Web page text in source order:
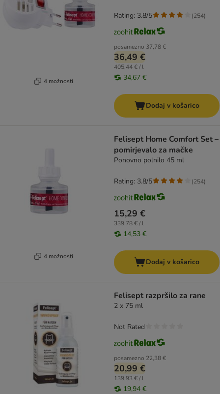
4 možnosti
posamezno 37,78 €
36,49 €
405,44 € / l
34,67 €
Rating: 3.8/5 (254)
Dodaj v košarico
4 možnosti
Felisept Home Comfort Set –
pomirjevalo za mačke
Ponovno polnilo 45 ml
15,29 €
339,78 € / l
14,53 €
Rating: 3.8/5 (254)
Dodaj v košarico
Felisept razpršilo za rane
2 x 75 ml
posamezno 22,38 €
20,99 €
139,93 € / l
19,94 €
Not Rated